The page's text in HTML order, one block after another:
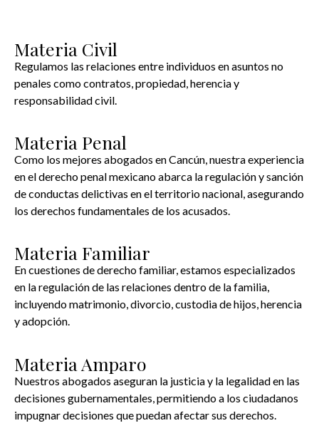
Materia Civil
Regulamos las relaciones entre individuos en asuntos no
penales como contratos, propiedad, herencia y
responsabilidad civil.
Materia Penal
Como los mejores abogados en Cancún, nuestra experiencia
en el derecho penal mexicano abarca la regulación y sanción
de conductas delictivas en el territorio nacional, asegurando
los derechos fundamentales de los acusados.
Materia Familiar
En cuestiones de derecho familiar, estamos especializados
en la regulación de las relaciones dentro de la familia,
incluyendo matrimonio, divorcio, custodia de hijos, herencia
y adopción.
Materia Amparo
Nuestros abogados aseguran la justicia y la legalidad en las
decisiones gubernamentales, permitiendo a los ciudadanos
impugnar decisiones que puedan afectar sus derechos.